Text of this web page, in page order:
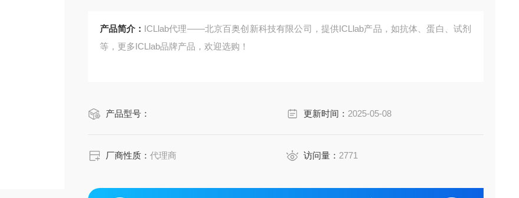
产品简介： ICLlab代理——北京百奥创新科技有限公司，提供ICLlab产品，如抗体、蛋白、试剂
等，更多ICLlab品牌产品，欢迎选购！
产品型号： 更新时间： 2025-05-08
厂商性质：代理商 访问量： 2771